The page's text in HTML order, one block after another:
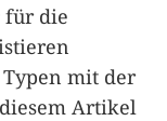
für die
mit der
Artikel